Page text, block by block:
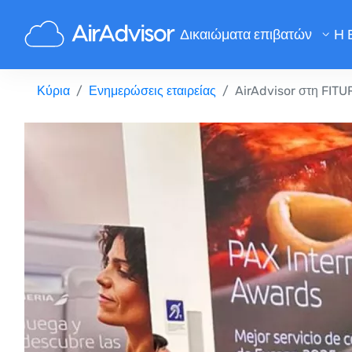
Δικαιώματα επιβατών
Υπολογισμός Αποζημίωσης
Αποζημίωση Καθυστέρησης
Αποζημίωση Ακύρωσης
Αποζημίωση για
Αποζημίωση Άρνησης
Αποζημίωση Αεροπορικών
Παράπονα για αεροπορικές
Νομοθεσία
Η
Κύρια Ενημερώσεις εταιρείας AirAdvisor στη